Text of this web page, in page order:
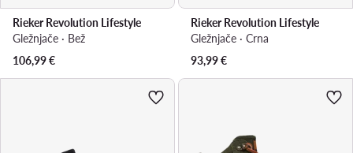
Rieker Revolution Lifestyle
Gležnjače · Bež
106,99€
Rieker Revolution Lifestyle
Gležnjače · Crna
93,99€